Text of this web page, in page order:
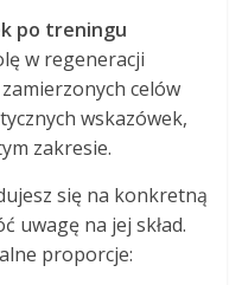
po treningu
w regeneracji
celów
wskazówek,
zakresie.
się na konkretną
uwagę na jej skład.
proporcje: